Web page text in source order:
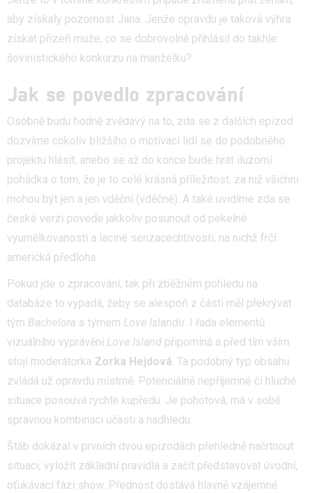
aby získaly pozornost Jana. Jenže opravdu je taková výhra
získat přízeň muže, co se dobrovolně přihlásil do takhle
šovinistického konkurzu na manželku?
Jak se povedlo zpracování
Osobně budu hodně zvědavý na to, zda se z dalších epizod
dozvíme cokoliv bližšího o motivaci lidí se do podobného
projektu hlásit, anebo se až do konce bude hrát iluzorní
pohádka o tom, že je to celé krásná příležitost, za niž všichni
mohou být jen a jen vděční (vděčné). A také uvidíme zda se
české verzi povede jakkoliv posunout od pekelné
vyumělkovanosti a laciné senzacechtivosti, na nichž frčí
americká předloha.
Pokud jde o zpracování, tak při zběžném pohledu na
databáze to vypadá, žeby se alespoň z části měl překrývat
tým Bachelora s týmem Love Islandu. I řada elementů
vizuálního vyprávění Love Island připomíná a před tím vším
stojí moderátorka Zorka Hejdová. Ta podobný typ obsahu
zvládá už opravdu mistrně. Potenciálně nepříjemné či hluché
situace posouvá rychle kupředu. Je pohotová, má v sobě
správnou kombinaci účasti a nadhledu.
Štáb dokázal v prvních dvou epizodách přehledně načrtnout
situaci, vyložit základní pravidla a začít představovat úvodní,
oťukávací fázi show. Přednost dostává hlavně vzájemné